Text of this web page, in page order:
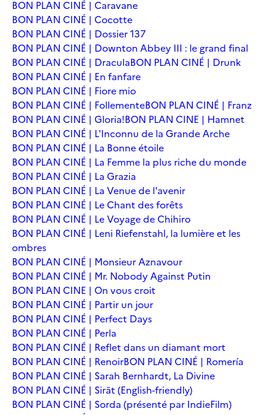
BON PLAN CINÉ | Caravane
BON PLAN CINÉ | Cocotte
BON PLAN CINÉ | Dossier 137
BON PLAN CINÉ | Downton Abbey III : le grand final
BON PLAN CINÉ | DraculaBON PLAN CINÉ | Drunk
BON PLAN CINÉ | En fanfare
BON PLAN CINÉ | Fiore mio
BON PLAN CINÉ | FollementeBON PLAN CINÉ | Franz
BON PLAN CINÉ | Gloria!BON PLAN CINE | Hamnet
BON PLAN CINÉ | L'Inconnu de la Grande Arche
BON PLAN CINÉ | La Bonne étoile
BON PLAN CINÉ | La Femme la plus riche du monde
BON PLAN CINÉ | La Grazia
BON PLAN CINÉ | La Venue de l'avenir
BON PLAN CINÉ | Le Chant des forêts
BON PLAN CINÉ | Le Voyage de Chihiro
BON PLAN CINÉ | Leni Riefenstahl, la lumière et les
ombres
BON PLAN CINÉ | Monsieur Aznavour
BON PLAN CINÉ | Mr. Nobody Against Putin
BON PLAN CINE | On vous croit
BON PLAN CINÉ | Partir un jour
BON PLAN CINÉ | Perfect Days
BON PLAN CINÉ | Perla
BON PLAN CINÉ | Reflet dans un diamant mort
BON PLAN CINÉ | RenoirBON PLAN CINÉ | Romería
BON PLAN CINÉ | Sarah Bernhardt, La Divine
BON PLAN CINÉ | Sirāt (English-friendly)
BON PLAN CINÉ | Sorda (présenté par IndieFilm)